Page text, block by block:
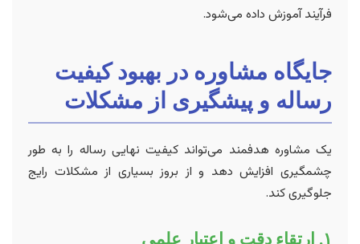
فرآیند آموزش داده می‌شود.
جایگاه مشاوره در بهبود کیفیت
رساله و پیشگیری از مشکلات
یک مشاوره هدفمند می‌تواند کیفیت نهایی رساله را به طور
چشمگیری افزایش دهد و از بروز بسیاری از مشکلات رایج
جلوگیری کند.
۱. ارتقاء دقت و اعتبار علمی